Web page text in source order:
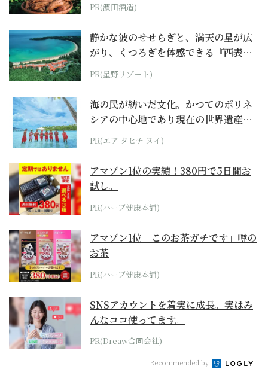
PR(濵田酒造)
静かな波のせせらぎと、満天の星が広
がり、くつろぎを体感できる『西表島
ホテル by...
PR(星野リゾート)
海の民が紡いだ文化。かつてのポリネ
シアの中心地であり現在の世界遺産か
らみえてくる...
PR(エア タヒチ ヌイ)
アマゾン1位の実績！380円で5日間お
試し。
PR(ハーブ健康本舗)
アマゾン1位「このお茶ガチです」噂の
お茶
PR(ハーブ健康本舗)
SNSアカウントを着実に成長。実はみ
んなココ使ってます。
PR(Dreaw合同会社)
Recommended by